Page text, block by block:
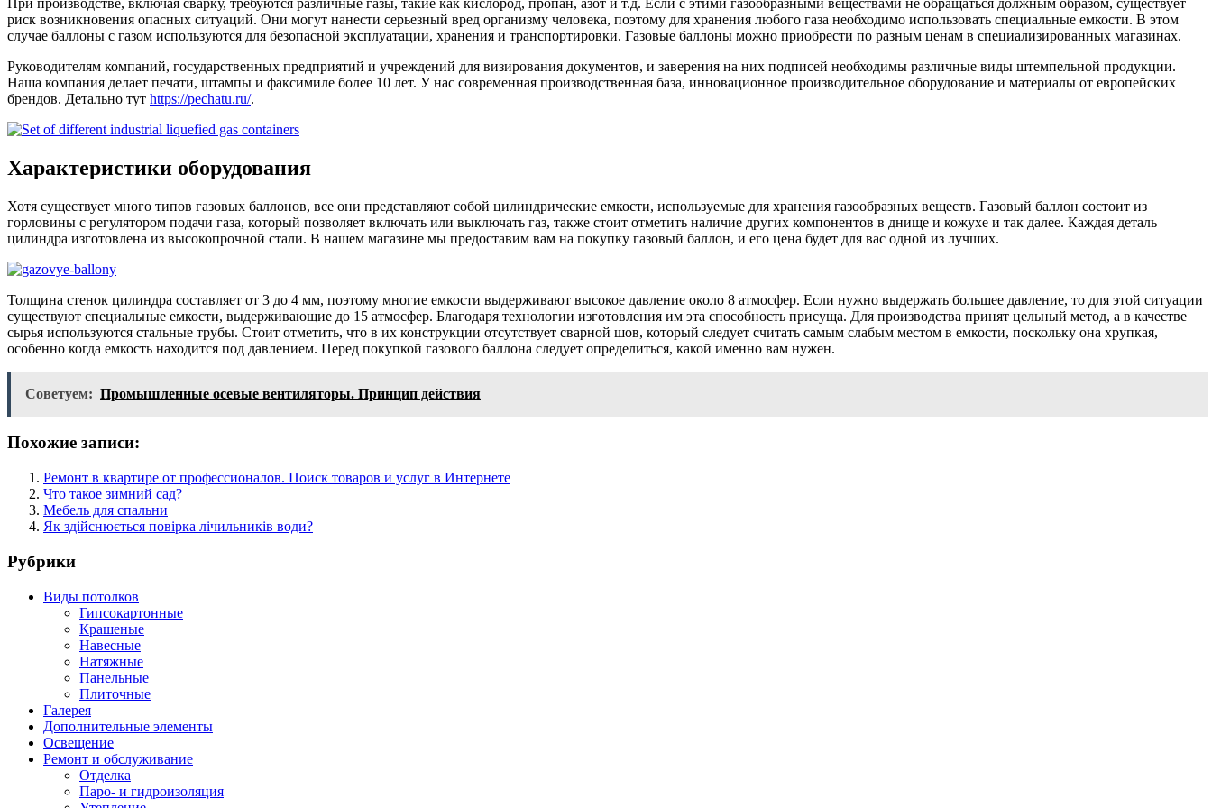
риск возникновения опасных ситуаций. Они могут нанести серьезный вред организму человека, поэтому для хранения любого газа необходимо использовать специальные емкости. В этом
случае баллоны с газом используются для безопасной эксплуатации, хранения и транспортировки. Газовые баллоны можно приобрести по разным ценам в специализированных магазинах.
Руководителям компаний, государственных предприятий и учреждений для визирования документов, и заверения на них подписей необходимы различные виды штемпельной продукции.
Наша компания делает печати, штампы и факсимиле более 10 лет. У нас современная производственная база, инновационное производительное оборудование и материалы от европейских
брендов. Детально тут https://pechatu.ru/.
Характеристики оборудования
Хотя существует много типов газовых баллонов, все они представляют собой цилиндрические емкости, используемые для хранения газообразных веществ. Газовый баллон состоит из
горловины с регулятором подачи газа, который позволяет включать или выключать газ, также стоит отметить наличие других компонентов в днище и кожухе и так далее. Каждая деталь
цилиндра изготовлена ​​из высокопрочной стали. В нашем магазине мы предоставим вам на покупку газовый баллон, и его цена будет для вас одной из лучших.
Толщина стенок цилиндра составляет от 3 до 4 мм, поэтому многие емкости выдерживают высокое давление около 8 атмосфер. Если нужно выдержать большее давление, то для этой ситуации
существуют специальные емкости, выдерживающие до 15 атмосфер. Благодаря технологии изготовления им эта способность присуща. Для производства принят цельный метод, а в качестве
сырья используются стальные трубы. Стоит отметить, что в их конструкции отсутствует сварной шов, который следует считать самым слабым местом в емкости, поскольку она хрупкая,
особенно когда емкость находится под давлением. Перед покупкой газового баллона следует определиться, какой именно вам нужен.
Советуем: Промышленные осевые вентиляторы. Принцип действия
Похожие записи:
Ремонт в квартире от профессионалов. Поиск товаров и услуг в Интернете
Что такое зимний сад?
Мебель для спальни
Як здійснюється повірка лічильників води?
Рубрики
Виды потолков
Гипсокартонные
Крашеные
Навесные
Натяжные
Панельные
Плиточные
Галерея
Дополнительные элементы
Освещение
Ремонт и обслуживание
Отделка
Паро- и гидроизоляция